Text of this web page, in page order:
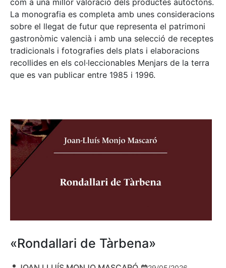
La monografia es completa amb unes consideracions
sobre el llegat de futur que representa el patrimoni
gastronòmic valencià i amb una selecció de receptes
tradicionals i fotografies dels plats i elaboracions
recollides en els col·leccionables Menjars de la terra
que es van publicar entre 1985 i 1996.
«Rondallari de Tàrbena»